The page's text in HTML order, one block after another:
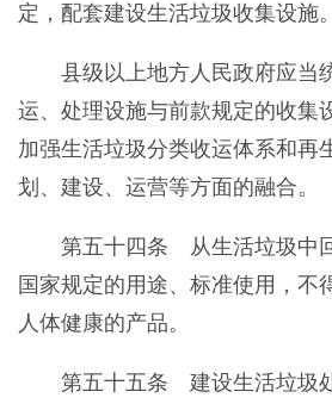
定，配套建设生活垃圾收集设施。
县级以上地方人民政府应当
运、处理设施与前款规定的收集
加强生活垃圾分类收运体系和再
划、建设、运营等方面的融合。
第五十四条 从生活垃圾中回
国家规定的用途、标准使用，不
人体健康的产品。
第五十五条 建设生活垃圾处